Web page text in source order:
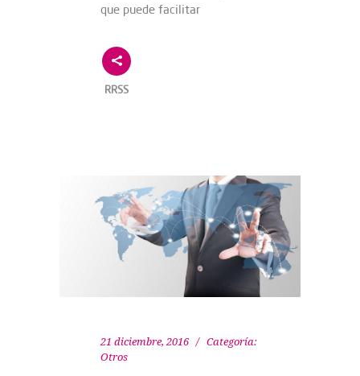
que puede facilitar
RRSS
21 diciembre, 2016
Categoría:
Otros